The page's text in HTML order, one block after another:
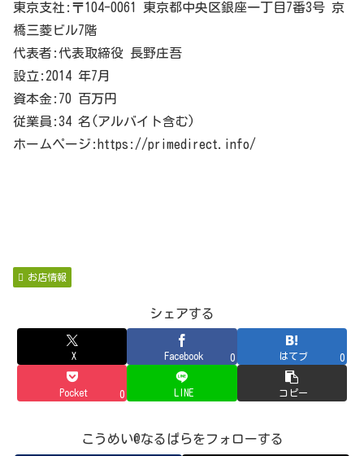
東京支社:〒104-0061 東京都中央区銀座一丁目7番3号 京
橋三菱ビル7階
代表者:代表取締役 長野庄吾
設立:2014 年7月
資本金:70 百万円
従業員:34 名(アルバイト含む)
ホームページ:https://primedirect.info/
お店情報
シェアする
X Facebook 0 はてブ 0
Pocket 0 LINE コピー
こうめい@なるぱらをフォローする